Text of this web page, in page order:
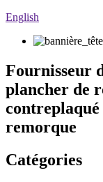
English
Fournisseur
plancher de
remorque
Catégories